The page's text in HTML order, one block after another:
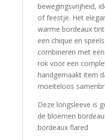
bewegingsvrijheid,
of feestje. Het
warme bordeaux
een chique en
combineren met
rok voor een
handgemaakt item
moeiteloos
Deze longsleeve is
de bloemen
bordeaux flared